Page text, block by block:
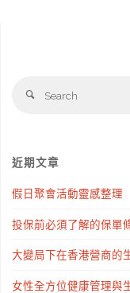
Search
近期文章
假日聚會活動靈感整理
投保前必須了解的保單
大變局下在香港營商的
女性全方位健康管理與